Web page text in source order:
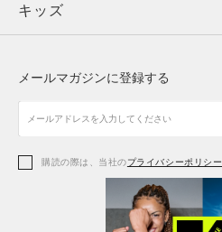
キッズ
アクセサリー
ボトムス
アクセサリー
トップス
シューズ
アクセサリー
キッズ
シューズ
メールマガジンに登録する
購読の際は、当社のプライバシーポリシー